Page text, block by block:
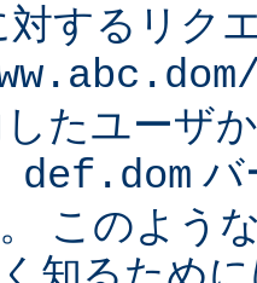
対するリク
たユーザ
def.dom バ
このよう
知るため